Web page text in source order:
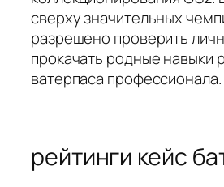
сверху значительных
разрешено проверить
прокачать родные навыки
ватерпаса профессионала.
рейтинги кейс